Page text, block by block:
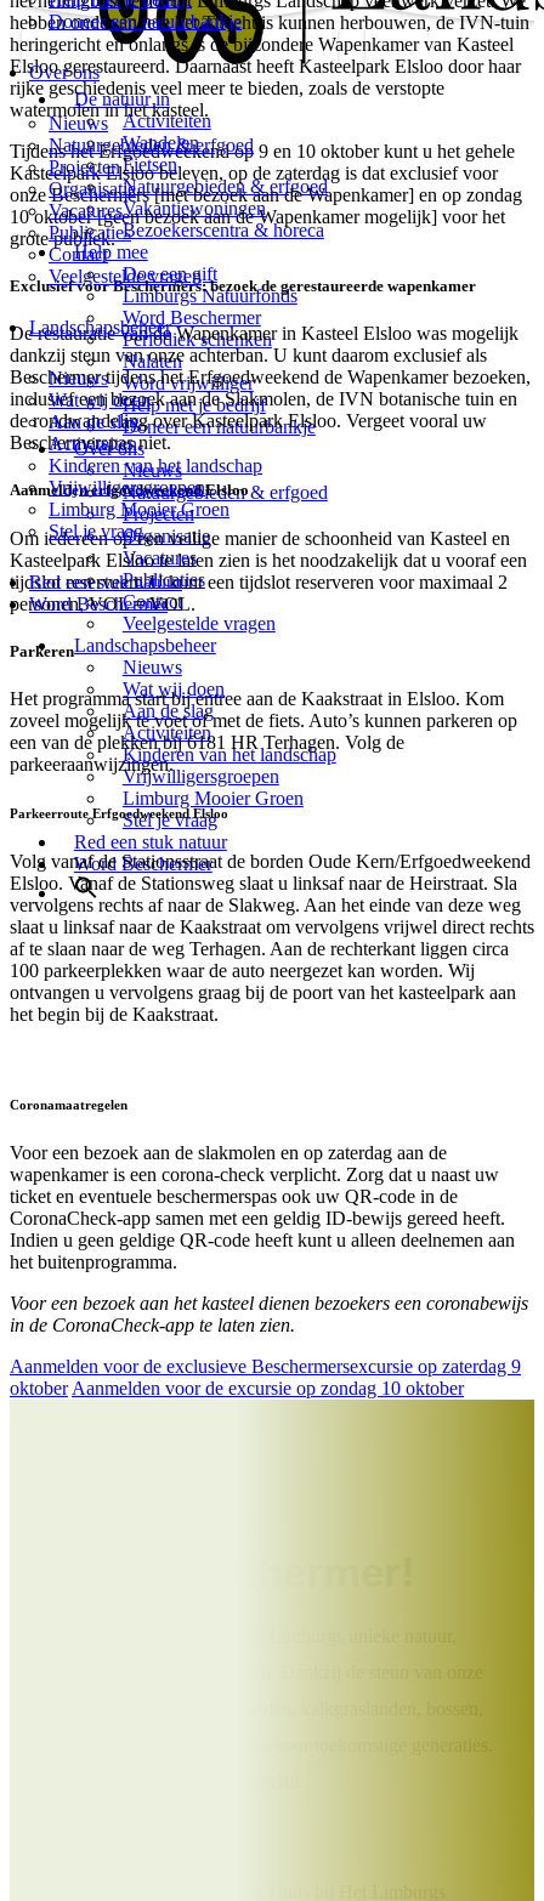
Doneer een natuurbankje
Over ons
Nieuws
Natuurgebieden & erfgoed
Projecten
Organisatie
Vacatures
Publicaties
Contact
Veelgestelde vragen
Landschapsbeheer
Nieuws
Wat wij doen
Aan de slag
Activiteiten
Kinderen van het landschap
Vrijwilligersgroepen
Limburg Mooier Groen
Stel je vraag
Red een stuk natuur
Word Beschermer
De natuur in
Activiteiten
Wandelen
Fietsen
Natuurgebieden & erfgoed
Vakantiewoningen
Bezoekerscentra & horeca
Help mee
Doe een gift
Limburgs Natuurfonds
Word Beschermer
Periodiek schenken
Nalaten
Word vrijwilliger
Help met je bedrijf
Doneer een natuurbankje
Over ons
Nieuws
Natuurgebieden & erfgoed
Projecten
Organisatie
Vacatures
Publicaties
Contact
Veelgestelde vragen
Landschapsbeheer
Nieuws
Wat wij doen
Aan de slag
Activiteiten
Kinderen van het landschap
Vrijwilligersgroepen
Limburg Mooier Groen
Stel je vraag
Red een stuk natuur
Word Beschermer
hebben onder andere het Theehuis kunnen herbouwen, de IVN-tuin
heringericht en onlangs is de bijzondere Wapenkamer van Kasteel
Elsloo gerestaureerd. Daarnaast heeft Kasteelpark Elsloo door haar
rijke geschiedenis veel meer te bieden, zoals de verstopte
watermolen in het kasteel.
Tijdens het Erfgoedweekend op 9 en 10 oktober kunt u het gehele
Kasteelpark Elsloo beleven, op de zaterdag is dat exclusief voor
onze Beschermers [met bezoek aan de Wapenkamer] en op zondag
10 oktober [geen bezoek aan de Wapenkamer mogelijk] voor het
grote publiek.
Exclusief voor Beschermers: bezoek de gerestaureerde wapenkamer
De restauratie van de Wapenkamer in Kasteel Elsloo was mogelijk
dankzij steun van onze achterban. U kunt daarom exclusief als
Beschermer tijdens het Erfgoedweekend de Wapenkamer bezoeken,
inclusief een bezoek aan de Slakmolen, de IVN botanische tuin en
de rondwandeling over Kasteelpark Elsloo. Vergeet vooral uw
Beschermerspas niet.
Aanmelden erfgoedweekend Elsloo
Om iedereen op een veilige manier de schoonheid van Kasteel en
Kasteelpark Elsloo te laten zien is het noodzakelijk dat u vooraf een
tijdslot reserveert. U kunt een tijdslot reserveren voor maximaal 2
personen, VOL = VOL.
Parkeren
Het programma start bij entree aan de Kaakstraat in Elsloo. Kom
zoveel mogelijk te voet of met de fiets. Auto’s kunnen parkeren op
een van de plekken bij 6181 HR Terhagen. Volg de
parkeeraanwijzingen.
Parkeerroute Erfgoedweekend Elsloo
Volg vanaf de Stationsstraat de borden Oude Kern/Erfgoedweekend
Elsloo. Vanaf de Stationsweg slaat u linksaf naar de Heirstraat. Sla
vervolgens rechts af naar de Slakweg. Aan het einde van deze weg
slaat u linksaf naar de Kaakstraat om vervolgens vrijwel direct rechts
af te slaan naar de weg Terhagen. Aan de rechterkant liggen circa
100 parkeerplekken waar de auto neergezet kan worden. Wij
ontvangen u vervolgens graag bij de poort van het kasteelpark aan
het begin bij de Kaakstraat.
Coronamaatregelen
Voor een bezoek aan de slakmolen en op zaterdag aan de
wapenkamer is een corona-check verplicht. Zorg dat u naast uw
ticket en eventuele beschermerspas ook uw QR-code in de
CoronaCheck-app samen met een geldig ID-bewijs gereed heeft.
Indien u geen geldige QR-code heeft kunt u alleen deelnemen aan
het buitenprogramma.
Voor een bezoek aan het kasteel dienen bezoekers een coronabewijs
in de CoronaCheck-app te laten zien.
Aanmelden voor de exclusieve Beschermersexcursie op zaterdag 9
oktober Aanmelden voor de excursie op zondag 10 oktober